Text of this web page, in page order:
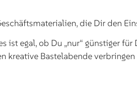
die Dir den
ist egal, ob Du „nur“ günstiger
kreative Bastelabende